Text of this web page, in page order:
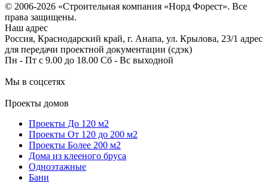
© 2006-2026 «Строительная компания «Норд Форест». Все
права защищены.
Наш адрес
Россия, Краснодарский край, г. Анапа, ул. Крылова, 23/1 адрес
для передачи проектной документации (сдэк)
Пн - Пт с 9.00 до 18.00 Сб - Вс выходной
Мы в соцсетях
Проекты домов
Проекты До 120 м2
Проекты От 120 до 200 м2
Проекты Более 200 м2
Дома из клееного бруса
Одноэтажные
Бани